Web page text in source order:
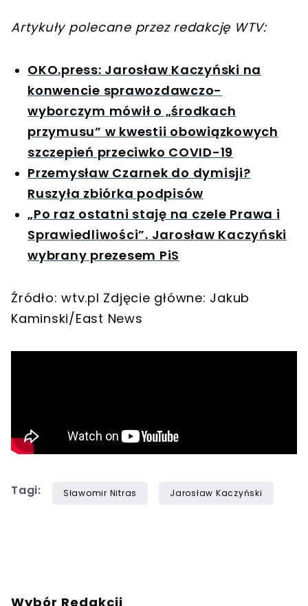
Artykuły polecane przez redakcję WTV:
OKO.press: Jarosław Kaczyński na
konwencie sprawozdawczo-
wyborczym mówił o „środkach
przymusu” w kwestii obowiązkowych
szczepień przeciwko COVID-19
Przemysław Czarnek do dymisji?
Ruszyła zbiórka podpisów
„Po raz ostatni staję na czele Prawa i
Sprawiedliwości”. Jarosław Kaczyński
wybrany prezesem PiS
Źródło: wtv.pl Zdjęcie główne: Jakub
Kaminski/East News
Tagi: Sławomir Nitras Jarosław Kaczyński
Wybór Redakcji